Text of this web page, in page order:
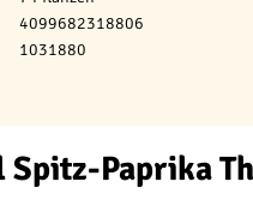
4099682318806
1031880
Spitz-Paprika